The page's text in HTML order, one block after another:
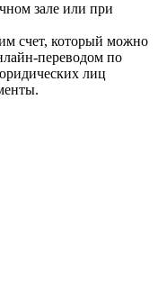
зале или при
счет, который можно
переводом по
лиц